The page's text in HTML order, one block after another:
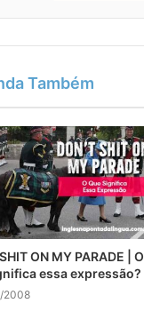
Também
ON MY PARADE | O
essa expressão?
2008